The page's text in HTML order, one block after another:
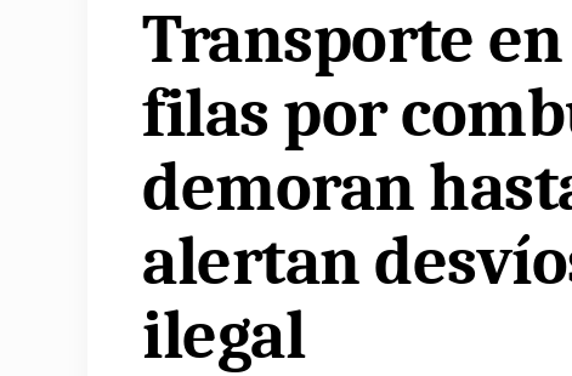
Transporte
filas por
demoran
alertan
ilegal